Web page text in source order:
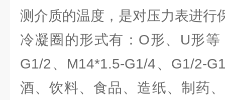
测介质的温度，是对压力表进行
冷凝圈的形式有：O形、U形
G1/2、M14*1.5-G1/4、G1/2-
酒、饮料、食品、造纸、制药